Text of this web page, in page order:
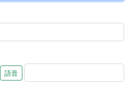
語音